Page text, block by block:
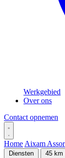
Werkgebied
Over ons
Contact opnemen
Home Aixam